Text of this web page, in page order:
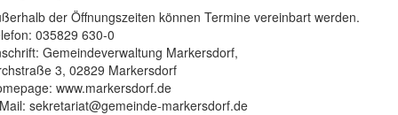
der Öffnungszeiten können Termine vereinbart werden.
035829 630-0
Gemeindeverwaltung Markersdorf,
3, 02829 Markersdorf
www.markersdorf.de
sekretariat@gemeinde-markersdorf.de